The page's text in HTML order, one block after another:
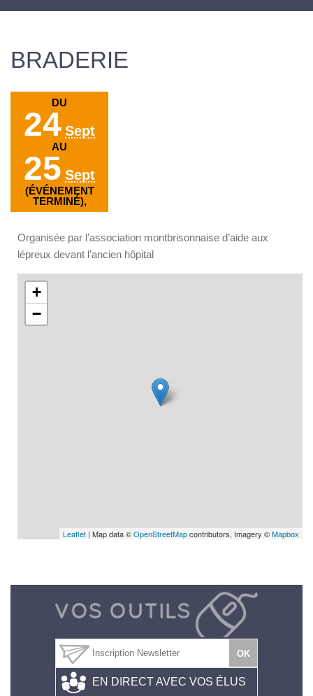
BRADERIE
DU
24 Sept
AU
25 Sept
(ÉVÉNEMENT
TERMINÉ),
Organisée par l’association montbrisonnaise d’aide aux
lépreux devant l’ancien hôpital
+
−
Leaflet | Map data ©OpenStreetMapcontributors, Imagery ©Mapbox
EN DIRECT AVEC VOS ÉLUS